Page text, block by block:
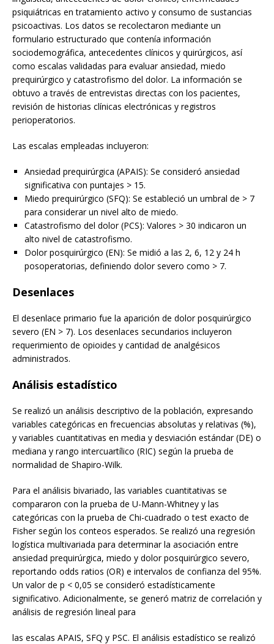
psiquiátricas en tratamiento activo y consumo de sustancias
psicoactivas. Los datos se recolectaron mediante un
formulario estructurado que contenía información
sociodemográfica, antecedentes clínicos y quirúrgicos, así
como escalas validadas para evaluar ansiedad, miedo
prequirúrgico y catastrofismo del dolor. La información se
obtuvo a través de entrevistas directas con los pacientes,
revisión de historias clínicas electrónicas y registros
perioperatorios.
Las escalas empleadas incluyeron:
Ansiedad prequirúrgica (APAIS): Se consideró ansiedad
significativa con puntajes > 15.
Miedo prequirúrgico (SFQ): Se estableció un umbral de > 7
para considerar un nivel alto de miedo.
Catastrofismo del dolor (PCS): Valores > 30 indicaron un
alto nivel de catastrofismo.
Dolor posquirúrgico (EN): Se midió a las 2, 6, 12 y 24 h
posoperatorias, definiendo dolor severo como > 7.
Desenlaces
El desenlace primario fue la aparición de dolor posquirúrgico
severo (EN > 7). Los desenlaces secundarios incluyeron
requerimiento de opioides y cantidad de analgésicos
administrados.
Análisis estadístico
Se realizó un análisis descriptivo de la población, expresando
variables categóricas en frecuencias absolutas y relativas (%),
y variables cuantitativas en media y desviación estándar (DE) o
mediana y rango intercuartílico (RIC) según la prueba de
normalidad de Shapiro-Wilk.
Para el análisis bivariado, las variables cuantitativas se
compararon con la prueba de U-Mann-Whitney y las
categóricas con la prueba de Chi-cuadrado o test exacto de
Fisher según los conteos esperados. Se realizó una regresión
logística multivariada para determinar la asociación entre
ansiedad prequirúrgica, miedo y dolor posquirúrgico severo,
reportando odds ratios (OR) e intervalos de confianza del 95%.
Un valor de p < 0,05 se consideró estadísticamente
significativo. Adicionalmente, se generó matriz de correlación y
análisis de regresión lineal para
las escalas APAIS, SFQ y PSC. El análisis estadístico se realizó